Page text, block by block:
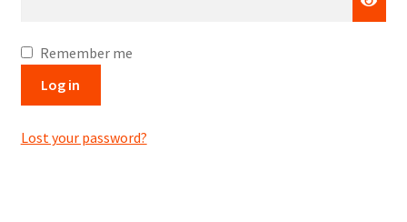
Remember me
Log in
Lost your password?